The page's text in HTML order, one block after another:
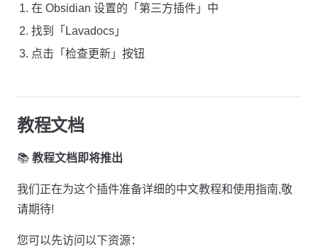
在 Obsidian 设置的「第三方插件」中
找到「Lavadocs」
点击「检查更新」按钮
教程文档
📚 教程文档即将推出
我们正在为这个插件准备详细的中文教程和使用指南,敬
请期待!
您可以先访问以下资源：